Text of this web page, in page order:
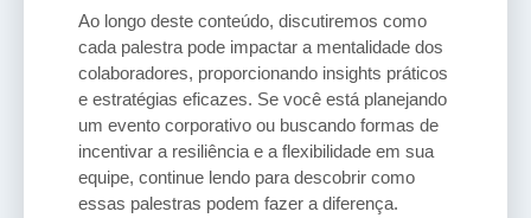
Ao longo deste conteúdo, discutiremos como
cada palestra pode impactar a mentalidade dos
colaboradores, proporcionando insights práticos
e estratégias eficazes. Se você está planejando
um evento corporativo ou buscando formas de
incentivar a resiliência e a flexibilidade em sua
equipe, continue lendo para descobrir como
essas palestras podem fazer a diferença.